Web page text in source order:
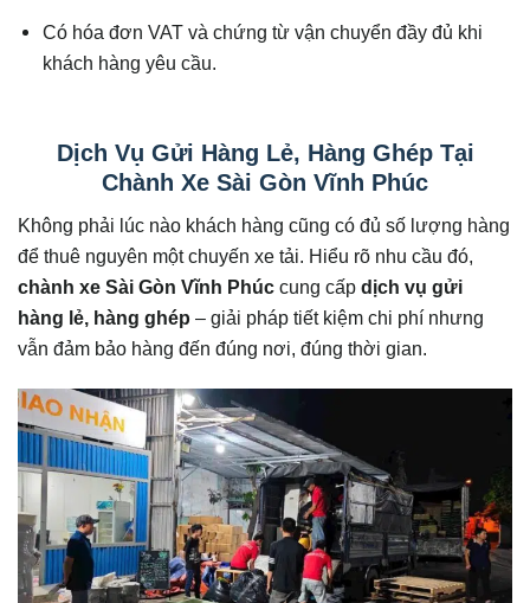
Có hóa đơn VAT và chứng từ vận chuyển đầy đủ khi
khách hàng yêu cầu.
Dịch Vụ Gửi Hàng Lẻ, Hàng Ghép Tại
Chành Xe Sài Gòn Vĩnh Phúc
Không phải lúc nào khách hàng cũng có đủ số lượng hàng
để thuê nguyên một chuyến xe tải. Hiểu rõ nhu cầu đó,
chành xe Sài Gòn Vĩnh Phúc cung cấp dịch vụ gửi
hàng lẻ, hàng ghép – giải pháp tiết kiệm chi phí nhưng
vẫn đảm bảo hàng đến đúng nơi, đúng thời gian.